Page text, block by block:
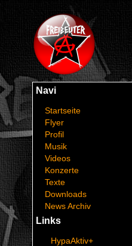
Navi
Startseite
Flyer
Profil
Musik
Videos
Konzerte
Texte
Downloads
News Archiv
Links
HypaAktiv+